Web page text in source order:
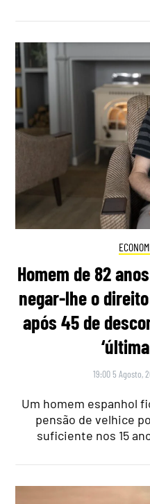
Homem de 82
negar-lhe o
após 45 de
19:00 5 Agosto,
Um homem espanhol
pensão de velhice
suficiente nos 15